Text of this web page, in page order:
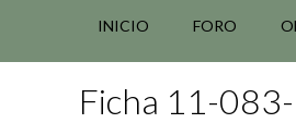
INICIO FORO
Ficha 11-